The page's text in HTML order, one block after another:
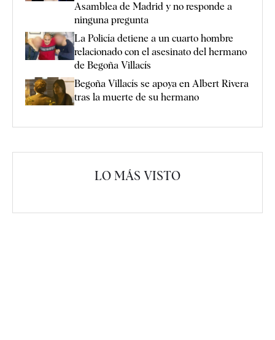
Asamblea de Madrid y no responde a
ninguna pregunta
La Policía detiene a un cuarto hombre
relacionado con el asesinato del hermano
de Begoña Villacís
Begoña Villacís se apoya en Albert Rivera
tras la muerte de su hermano
LO MÁS VISTO